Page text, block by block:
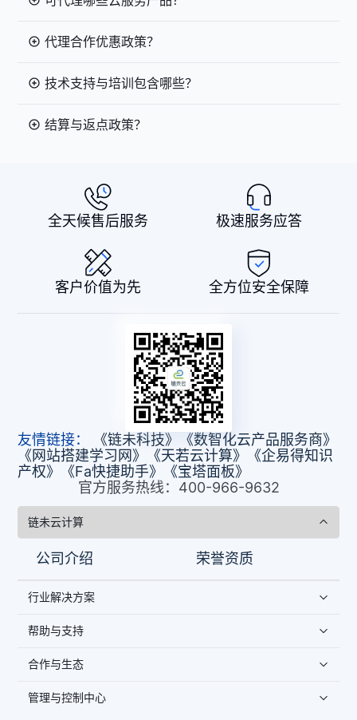
代理合作优惠政策？
技术支持与培训包含哪些？
结算与返点政策？
全天候售后服务 极速服务应答
客户价值为先 全方位安全保障
官方服务热线：400-966-9632
友情链接： 《链未科技》
《数智化云产品服务商》
《网站搭建学习网》
《天若云计算》
《企易得知识
产权》
《Fa快捷助手》 《宝塔面板》
链未云计算
公司介绍 荣誉资质
行业解决方案
帮助与支持
合作与生态
管理与控制中心